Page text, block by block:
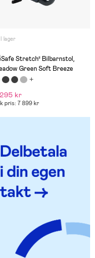
I lager
Stretch² Bilbarnstol,
Green Soft Breeze
kr
pris: 7 899 kr